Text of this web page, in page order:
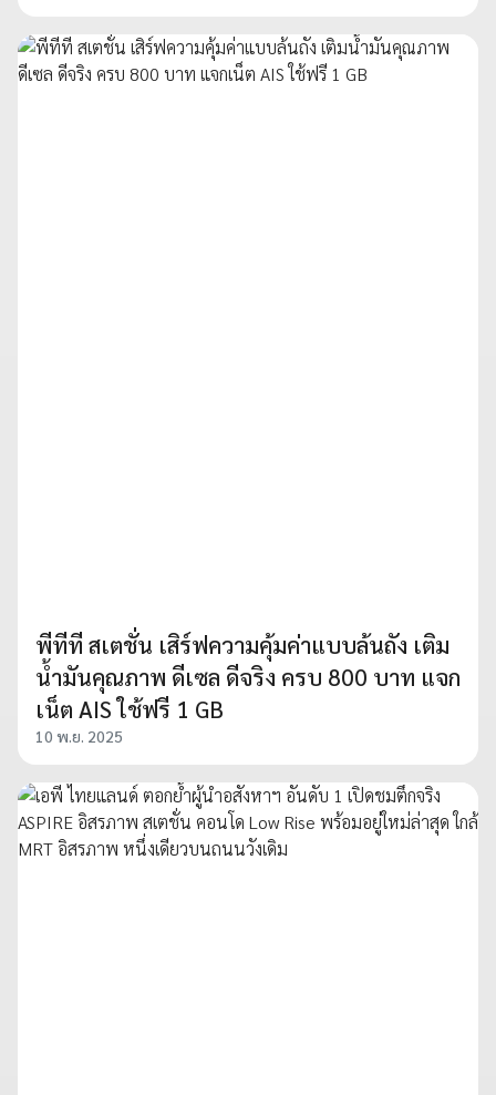
พีทีที สเตชั่น เสิร์ฟความคุ้มค่าแบบล้นถัง เติม
น้ำมันคุณภาพ ดีเซล ดีจริง ครบ 800 บาท แจก
เน็ต​ AIS ใช้ฟรี 1 GB
10 พ.ย. 2025